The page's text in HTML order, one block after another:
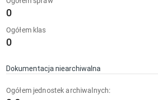
0
Ogółem klas
0
Dokumentacja niearchiwalna
Ogółem jednostek archiwalnych: